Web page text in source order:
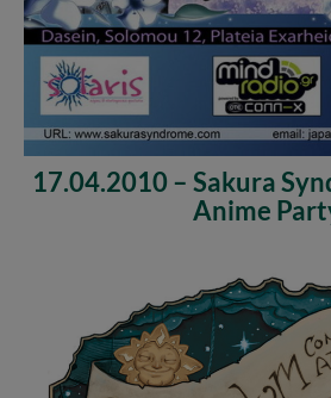
17.04.2010 – Sakura
Anime